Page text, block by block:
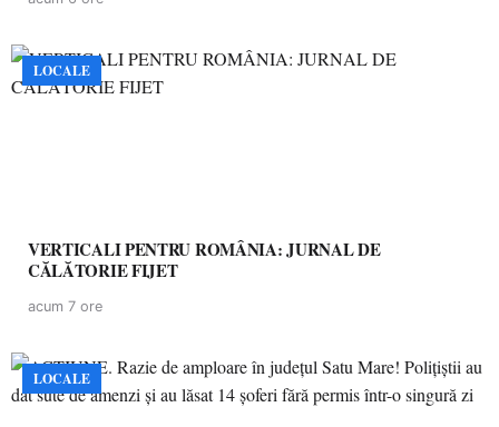
LOCALE
VERTICALI PENTRU ROMÂNIA: JURNAL DE
CĂLĂTORIE FIJET
acum 7 ore
LOCALE